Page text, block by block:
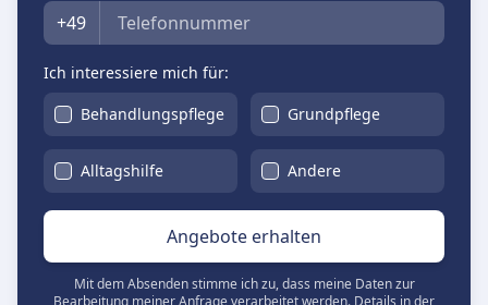
Telefon
+49
Ich interessiere mich für:
Behandlungspflege
Grundpflege
Alltagshilfe Andere
Angebote erhalten
Mit dem Absenden stimme ich zu, dass meine Daten zur
Bearbeitung meiner Anfrage verarbeitet werden. Details in der